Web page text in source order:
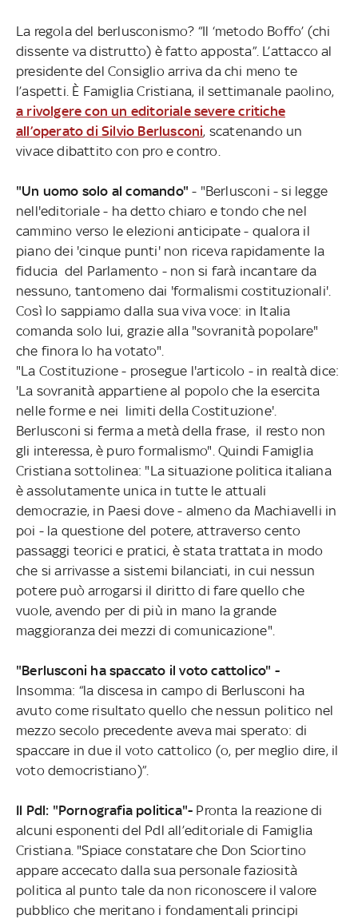
La regola del berlusconismo? “Il ‘metodo Boffo’ (chi
dissente va distrutto) è fatto apposta”. L’attacco al
presidente del Consiglio arriva da chi meno te
l’aspetti. È Famiglia Cristiana, il settimanale paolino,
a rivolgere con un editoriale severe critiche
all’operato di Silvio Berlusconi, scatenando un
vivace dibattito con pro e contro.
"Un uomo solo al comando" - "Berlusconi - si legge
nell'editoriale - ha detto chiaro e tondo che nel
cammino verso le elezioni anticipate - qualora il
piano dei 'cinque punti' non riceva rapidamente la
fiducia del Parlamento - non si farà incantare da
nessuno, tantomeno dai 'formalismi costituzionali'.
Così lo sappiamo dalla sua viva voce: in Italia
comanda solo lui, grazie alla "sovranità popolare"
che finora lo ha votato".
"La Costituzione - prosegue l'articolo - in realtà dice:
'La sovranità appartiene al popolo che la esercita
nelle forme e nei limiti della Costituzione'.
Berlusconi si ferma a metà della frase, il resto non
gli interessa, è puro formalismo". Quindi Famiglia
Cristiana sottolinea: "La situazione politica italiana
è assolutamente unica in tutte le attuali
democrazie, in Paesi dove - almeno da Machiavelli in
poi - la questione del potere, attraverso cento
passaggi teorici e pratici, è stata trattata in modo
che si arrivasse a sistemi bilanciati, in cui nessun
potere può arrogarsi il diritto di fare quello che
vuole, avendo per di più in mano la grande
maggioranza dei mezzi di comunicazione".
"Berlusconi ha spaccato il voto cattolico" -
Insomma: “la discesa in campo di Berlusconi ha
avuto come risultato quello che nessun politico nel
mezzo secolo precedente aveva mai sperato: di
spaccare in due il voto cattolico (o, per meglio dire, il
voto democristiano)”.
Il Pdl: "Pornografia politica"- Pronta la reazione di
alcuni esponenti del Pdl all’editoriale di Famiglia
Cristiana. "Spiace constatare che Don Sciortino
appare accecato dalla sua personale faziosità
politica al punto tale da non riconoscere il valore
pubblico che meritano i fondamentali principi